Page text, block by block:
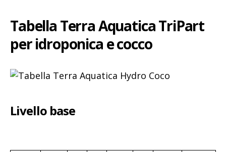
Tabella Terra Aquatica TriPart
per idroponica e cocco
Livello base